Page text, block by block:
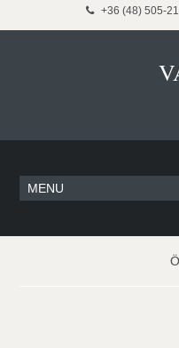
+36 (48) 505-